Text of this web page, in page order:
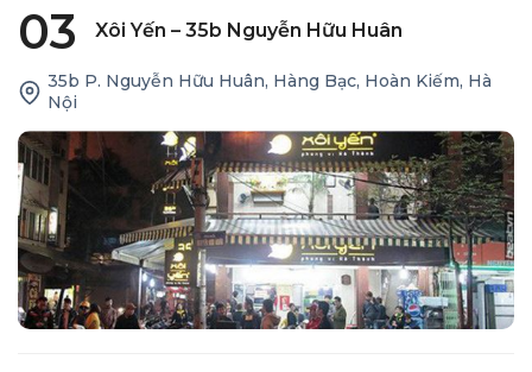
03 Xôi Yến – 35b Nguyễn Hữu Huân
35b P. Nguyễn Hữu Huân, Hàng Bạc, Hoàn Kiếm, Hà
Nội